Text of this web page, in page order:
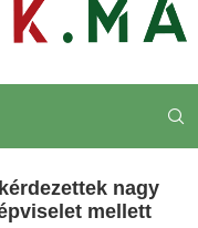
nagy
mellett